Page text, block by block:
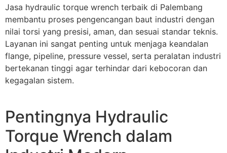
Jasa hydraulic torque wrench terbaik di Palembang
membantu proses pengencangan baut industri dengan
nilai torsi yang presisi, aman, dan sesuai standar teknis.
Layanan ini sangat penting untuk menjaga keandalan
flange, pipeline, pressure vessel, serta peralatan industri
bertekanan tinggi agar terhindar dari kebocoran dan
kegagalan sistem.
Pentingnya Hydraulic
Torque Wrench dalam